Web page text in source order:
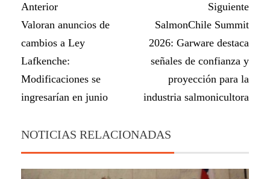
Anterior
Valoran anuncios de
cambios a Ley
Lafkenche:
Modificaciones se
ingresarían en junio
Siguiente
SalmonChile Summit
2026: Garware destaca
señales de confianza y
proyección para la
industria salmonicultora
NOTICIAS RELACIONADAS